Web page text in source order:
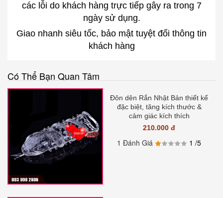
các lỗi do khách hàng trực tiếp gây ra trong 7
ngày sử dụng.
Giao nhanh siêu tốc, bảo mật tuyệt đối thông tin
khách hàng
Có Thể Bạn Quan Tâm
Đôn dên Rắn Nhật Bản thiết kế
đặc biệt, tăng kích thước &
cảm giác kích thích
210.000 đ
1 Đánh Giá 1/5